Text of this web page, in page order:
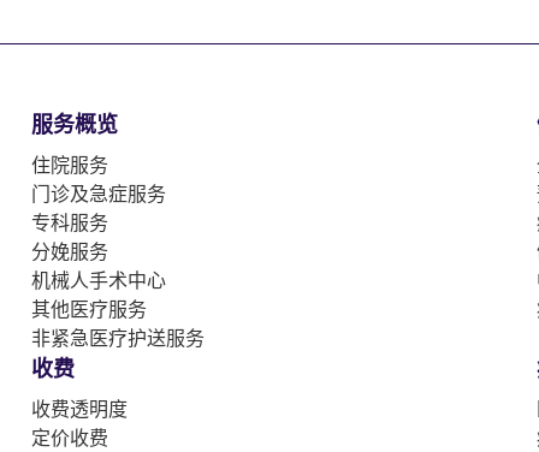
服务概览
住院服务
门诊及急症服务
专科服务
分娩服务
机械人手术中心
其他医疗服务
非紧急医疗护送服务
收费
收费透明度
定价收费